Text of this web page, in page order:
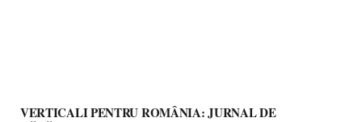
VERTICALI PENTRU ROMÂNIA: JURNAL DE